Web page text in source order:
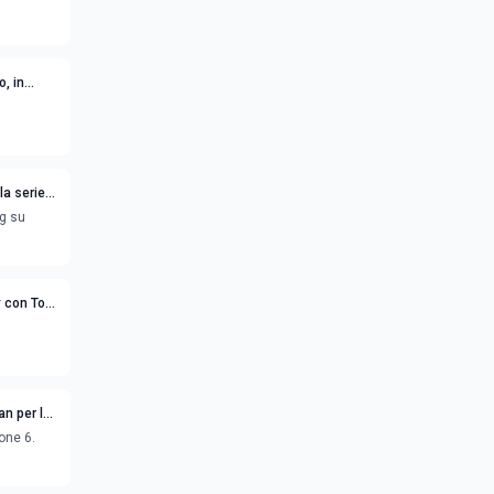
in
serie
su
Tom
per le
6.